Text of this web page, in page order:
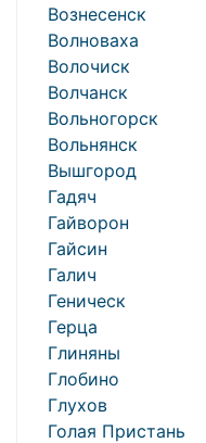
Вознесенск
Волноваха
Волочиск
Волчанск
Вольногорск
Вольнянск
Вышгород
Гадяч
Гайворон
Гайсин
Галич
Геническ
Герца
Глиняны
Глобино
Глухов
Голая Пристань